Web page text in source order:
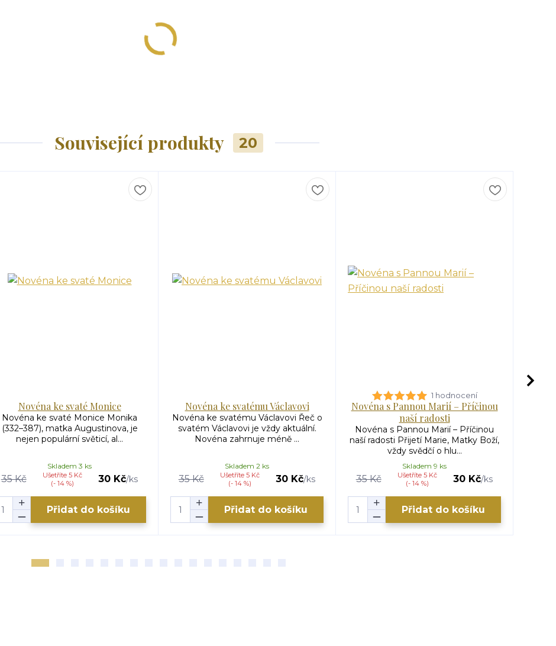
Související produkty 20
Novéna ke svaté Monice
Novéna ke svaté Monice Monika
(332–387), matka Augustinova, je
nejen populární světicí, al...
35 Kč
Ušetříte 5 Kč
(- 14 %)
30 Kč/ks
Skladem 3 ks
Přidat do košíku
Novéna ke svatému Václavovi
Novéna ke svatému Václavovi Řeč o
svatém Václavovi je vždy aktuální.
Novéna zahrnuje méně ...
35 Kč
Ušetříte 5 Kč
(- 14 %)
30 Kč/ks
Skladem 2 ks
Přidat do košíku
1 hodnocení
Novéna s Pannou Marií – Příčinou
naší radosti
Novéna s Pannou Marií – Příčinou
naší radosti Přijetí Marie, Matky Boží,
vždy svědčí o hlu...
35 Kč
Ušetříte 5 Kč
(- 14 %)
30 Kč/ks
Skladem 9 ks
Přidat do košíku